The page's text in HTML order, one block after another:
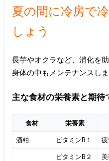
夏の間に冷房で
しょう
長芋やオクラなど、消化を
身体の中もメンテナンスしま
主な食材の栄養素と期待
食材 栄養素
酒粕 ビタミンB１ 疲
ビタミンB２